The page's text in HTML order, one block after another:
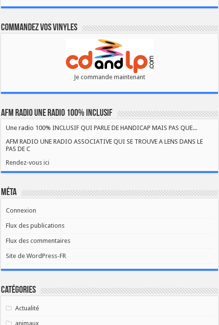
Commandez vos vinyles
Je commande maintenant
AFM RADIO UNE RADIO 100% INCLUSIF
Une radio 100% INCLUSIF QUI PARLE DE HANDICAP MAIS PAS QUE...
AFM RADIO UNE RADIO ASSOCIATIVE QUI SE TROUVE A LENS DANS LE
PAS DE C
Rendez-vous ici
Méta
Connexion
Flux des publications
Flux des commentaires
Site de WordPress-FR
Catégories
Actualité
animaux